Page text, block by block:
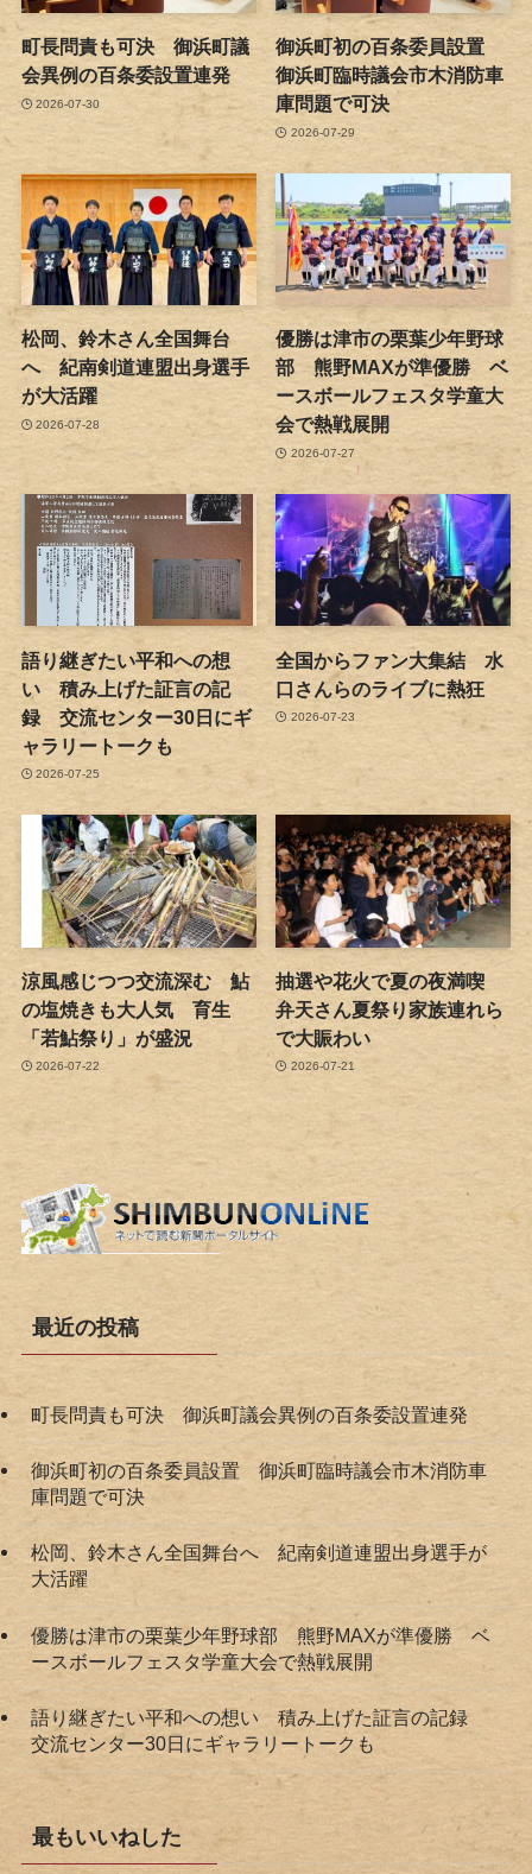
町長問責も可決 御浜町議
会異例の百条委設置連発
2026-07-30
御浜町初の百条委員設置
御浜町臨時議会市木消防車
庫問題で可決
2026-07-29
松岡、鈴木さん全国舞台
へ 紀南剣道連盟出身選手
が大活躍
2026-07-28
優勝は津市の栗葉少年野球
部 熊野MAXが準優勝 ベ
ースボールフェスタ学童大
会で熱戦展開
2026-07-27
語り継ぎたい平和への想
い 積み上げた証言の記
録 交流センター30日にギ
ャラリートークも
2026-07-25
全国からファン大集結 水
口さんらのライブに熱狂
2026-07-23
涼風感じつつ交流深む 鮎
の塩焼きも大人気 育生
「若鮎祭り」が盛況
2026-07-22
抽選や花火で夏の夜満喫
弁天さん夏祭り家族連れら
で大賑わい
2026-07-21
最近の投稿
町長問責も可決 御浜町議会異例の百条委設置連発
御浜町初の百条委員設置 御浜町臨時議会市木消防車
庫問題で可決
松岡、鈴木さん全国舞台へ 紀南剣道連盟出身選手が
大活躍
優勝は津市の栗葉少年野球部 熊野MAXが準優勝 ベ
ースボールフェスタ学童大会で熱戦展開
語り継ぎたい平和への想い 積み上げた証言の記録
交流センター30日にギャラリートークも
最もいいねした